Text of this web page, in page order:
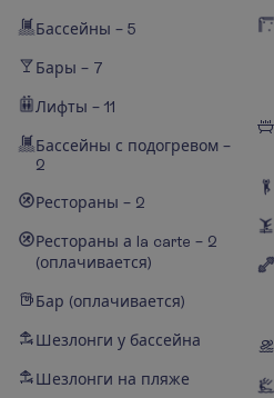
Бассейны – 5
Бары – 7
Лифты – 11
Бассейны с подогревом –
2
Рестораны – 2
Рестораны а la carte – 2
(оплачивается)
Бар (оплачивается)
Шезлонги у бассейна
Шезлонги на пляже